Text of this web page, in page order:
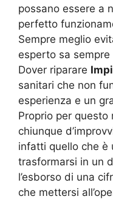
possano essere a
perfetto
Sempre meglio
esperto sa
Dover riparare
sanitari che non
esperienza e un
Proprio per questo
chiunque
infatti quello che è
trasformarsi in un
l’esborso di una
che mettersi